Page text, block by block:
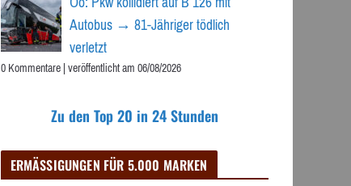
Autobus → 81-Jähriger tödlich
verletzt
0 Kommentare|veröffentlicht am 06/08/2026
Zu den Top 20 in 24 Stunden
ERMÄSSIGUNGEN FÜR 5.000 MARKEN